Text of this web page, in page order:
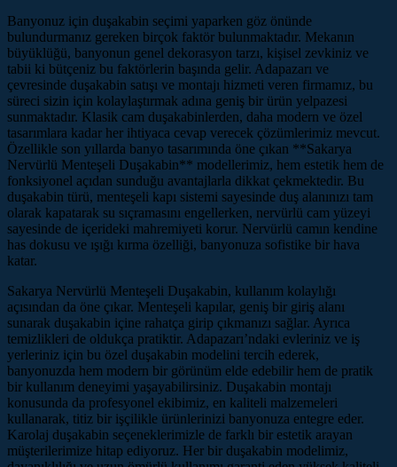
Banyonuz için duşakabin seçimi yaparken göz önünde
bulundurmanız gereken birçok faktör bulunmaktadır. Mekanın
büyüklüğü, banyonun genel dekorasyon tarzı, kişisel zevkiniz ve
tabii ki bütçeniz bu faktörlerin başında gelir. Adapazarı ve
çevresinde duşakabin satışı ve montajı hizmeti veren firmamız, bu
süreci sizin için kolaylaştırmak adına geniş bir ürün yelpazesi
sunmaktadır. Klasik cam duşakabinlerden, daha modern ve özel
tasarımlara kadar her ihtiyaca cevap verecek çözümlerimiz mevcut.
Özellikle son yıllarda banyo tasarımında öne çıkan **Sakarya
Nervürlü Menteşeli Duşakabin** modellerimiz, hem estetik hem de
fonksiyonel açıdan sunduğu avantajlarla dikkat çekmektedir. Bu
duşakabin türü, menteşeli kapı sistemi sayesinde duş alanınızı tam
olarak kapatarak su sıçramasını engellerken, nervürlü cam yüzeyi
sayesinde de içerideki mahremiyeti korur. Nervürlü camın kendine
has dokusu ve ışığı kırma özelliği, banyonuza sofistike bir hava
katar.
Sakarya Nervürlü Menteşeli Duşakabin, kullanım kolaylığı
açısından da öne çıkar. Menteşeli kapılar, geniş bir giriş alanı
sunarak duşakabin içine rahatça girip çıkmanızı sağlar. Ayrıca
temizlikleri de oldukça pratiktir. Adapazarı’ndaki evleriniz ve iş
yerleriniz için bu özel duşakabin modelini tercih ederek,
banyonuzda hem modern bir görünüm elde edebilir hem de pratik
bir kullanım deneyimi yaşayabilirsiniz. Duşakabin montajı
konusunda da profesyonel ekibimiz, en kaliteli malzemeleri
kullanarak, titiz bir işçilikle ürünlerinizi banyonuza entegre eder.
Karolaj duşakabin seçeneklerimizle de farklı bir estetik arayan
müşterilerimize hitap ediyoruz. Her bir duşakabin modelimiz,